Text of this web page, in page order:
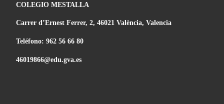
COLEGIO MESTALLA
Carrer d’Ernest Ferrer, 2, 46021 València, Valencia
Teléfono: 962 56 66 80
46019866@edu.gva.es